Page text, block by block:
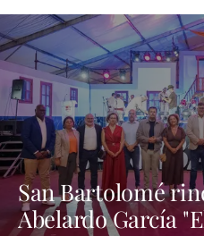
San Bartolomé
Abelardo García